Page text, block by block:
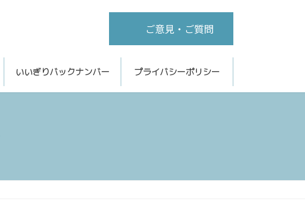
ご意見・ご質問
いいぎりバックナンバー プライバシーポリシー